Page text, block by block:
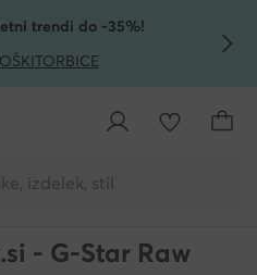
trendi do -35%!
TORBICE
izdelek, stil
- G-Star Raw